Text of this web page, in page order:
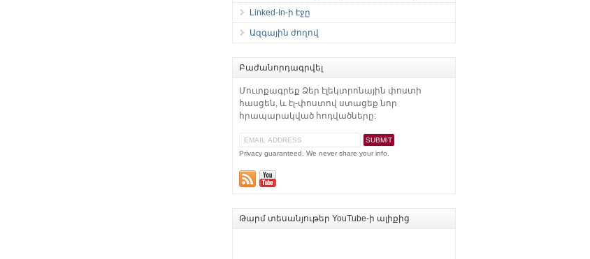
Linked-In-ի էջը
Ազգային ժողով
Բաժանորդագրվել
Մուտքագրեք Ձեր էլեկտրոնային փոստի
հասցեն, և էլ-փոստով ստացեք նոր
հրապարակված հոդվածները:
Privacy guaranteed. We never share your info.
Թարմ տեսանյութեր YouTube-ի ալիքից